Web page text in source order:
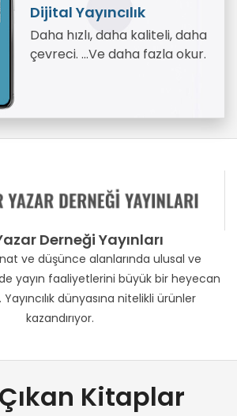
Dijital Yayıncılık
Daha hızlı, daha kaliteli, daha
çevreci. …Ve daha fazla okur.
Derneği Yayınları
ve düşünce alanlarında ulusal ve
yayın faaliyetlerini büyük bir heyecan
dünyasına nitelikli ürünler
kazandırıyor.
Kitaplar